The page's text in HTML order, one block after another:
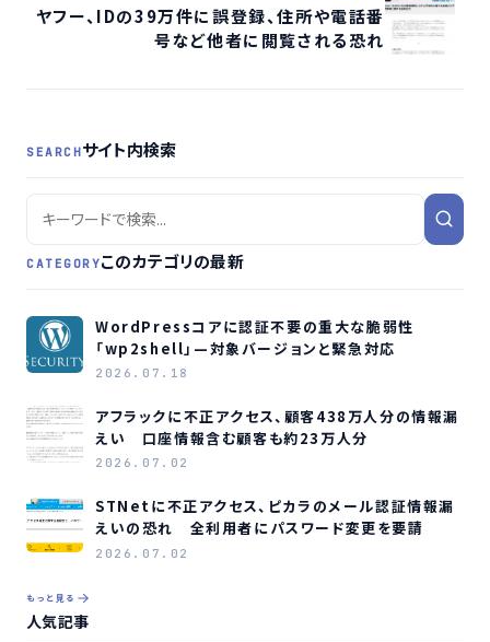
ヤフー、IDの39万件に誤登録、住所や電話番
号など他者に閲覧される恐れ
SEARCHサイト内検索
CATEGORYこのカテゴリの最新
WordPressコアに認証不要の重大な脆弱性
「wp2shell」—対象バージョンと緊急対応
2026.07.18
アフラックに不正アクセス、顧客438万人分の情報漏
えい 口座情報含む顧客も約23万人分
2026.07.02
STNetに不正アクセス、ピカラのメール認証情報漏
えいの恐れ 全利用者にパスワード変更を要請
2026.07.02
もっと見る
人気記事